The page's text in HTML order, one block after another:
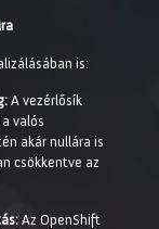
is:
A vezérlősík
valós
akár nullára is
csökkentve az
Az OpenShift